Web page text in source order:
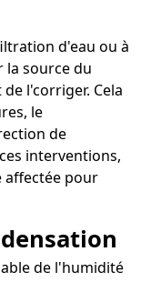
d'eau ou à
la source du
l'corriger. Cela
le
de
interventions,
affectée pour
de l'humidité